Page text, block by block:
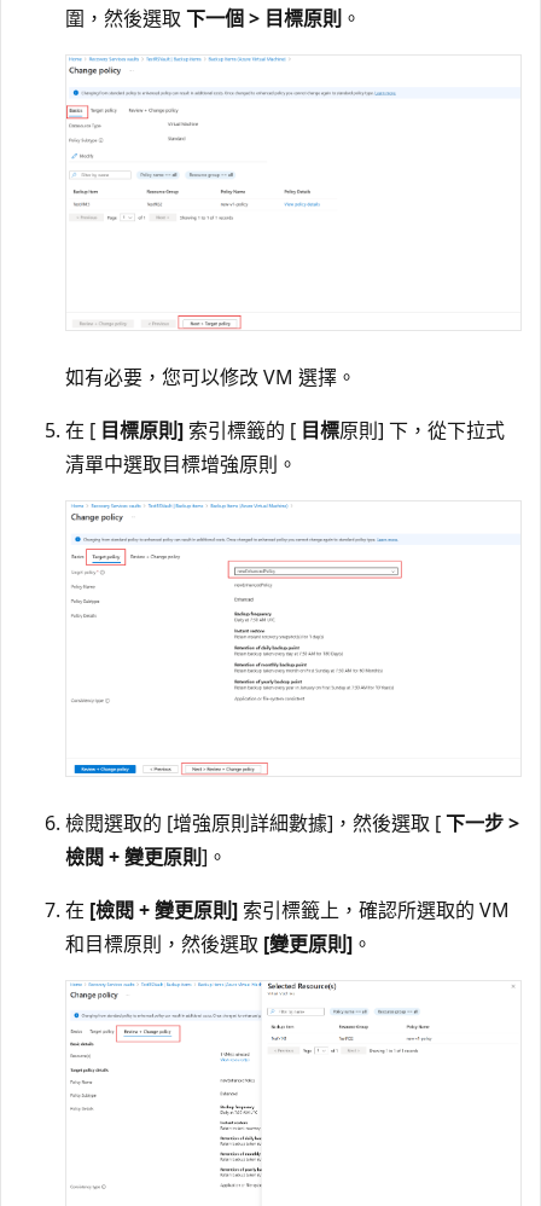
圍，然後選取 下一個 > 目標原則 。
如有必要，您可以修改 VM 選擇。
在 [ 目標原則] 索引標籤的 [ 目標原則] 下，從下拉式
清單中選取目標增強原則。
檢閱選取的 [增強原則詳細數據]，然後選取 [下一步 >
檢閱 + 變更原則]。
在 [檢閱 + 變更原則] 索引標籤上，確認所選取的 VM
和目標原則，然後選取 [變更原則] 。